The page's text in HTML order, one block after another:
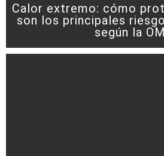
Calor extremo: cómo
son los principales
según la